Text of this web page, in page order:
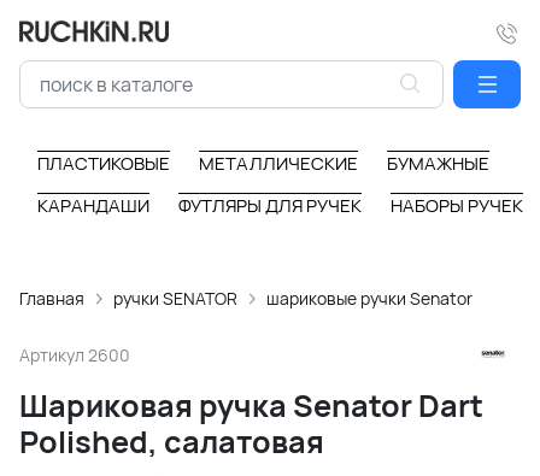
ПЛАСТИКОВЫЕ МЕТАЛЛИЧЕСКИЕ
БУМАЖНЫЕ
КАРАНДАШИ
ФУТЛЯРЫ ДЛЯ РУЧЕК НАБОРЫ РУЧЕК
Главная ручки SENATOR шариковые ручки Senator
Артикул 2600
Шариковая ручка Senator Dart
Polished, салатовая